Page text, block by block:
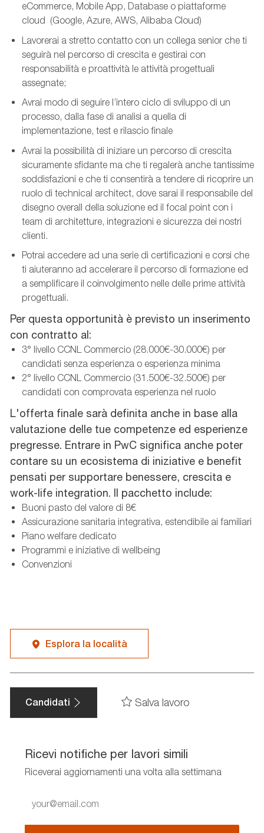
eCommerce, Mobile App, Database o piattaforme
cloud (Google, Azure, AWS, Alibaba Cloud)
Lavorerai a stretto contatto con un collega senior che ti
seguirà nel percorso di crescita e gestirai con
responsabilità e proattività le attività progettuali
assegnate;
Avrai modo di seguire l’intero ciclo di sviluppo di un
processo, dalla fase di analisi a quella di
implementazione, test e rilascio finale
Avrai la possibilità di iniziare un percorso di crescita
sicuramente sfidante ma che ti regalerà anche tantissime
soddisfazioni e che ti consentirà a tendere di ricoprire un
ruolo di technical architect, dove sarai il responsabile del
disegno overall della soluzione ed il focal point con i
team di architetture, integrazioni e sicurezza dei nostri
clienti.
Potrai accedere ad una serie di certificazioni e corsi che
ti aiuteranno ad accelerare il percorso di formazione ed
a semplificare il coinvolgimento nelle delle prime attività
progettuali.
Per questa opportunità è previsto un inserimento
con contratto al:
3° livello CCNL Commercio (28.000€-30.000€) per
candidati senza esperienza o esperienza minima
2° livello CCNL Commercio (31.500€-32.500€) per
candidati con comprovata esperienza nel ruolo
L'offerta finale sarà definita anche in base alla
valutazione delle tue competenze ed esperienze
pregresse. Entrare in PwC significa anche poter
contare su un ecosistema di iniziative e benefit
pensati per supportare benessere, crescita e
work-life integration. Il pacchetto include:
Buoni pasto del valore di 8€
Assicurazione sanitaria integrativa, estendibile ai familiari
Piano welfare dedicato
Programmi e iniziative di wellbeing
Convenzioni
Esplora la località
Candidati Salva lavoro
Ricevi notifiche per lavori simili
Riceverai aggiornamenti una volta alla settimana
Email
address